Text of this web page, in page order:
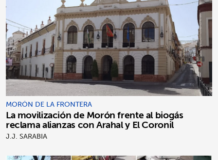
MORÓN DE LA FRONTERA
La movilización de Morón frente al biogás
reclama alianzas con Arahal y El Coronil
J.J. SARABIA